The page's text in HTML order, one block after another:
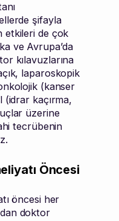
şifayla
etkileri de çok
ve Avrupa’da
kılavuzlarına
laparoskopik
(kanser
(idrar kaçırma,
üzerine
tecrübenin
Öncesi
öncesi her
doktor